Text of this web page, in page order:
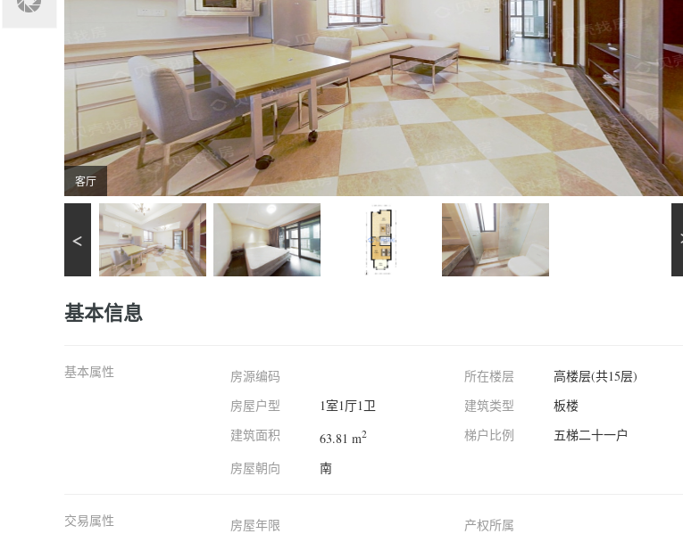
客厅
基本信息
基本属性
房源编码
房屋户型
1室1厅1卫
建筑面积
63.81 m2
房屋朝向 南
所在楼层
高楼层(共15层)
建筑类型
板楼
梯户比例
五梯二十一户
交易属性
房屋年限
产权所属